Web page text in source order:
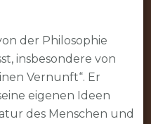
der Philosophie
insbesondere von
Vernunft“. Er
eigenen Ideen
des Menschen und